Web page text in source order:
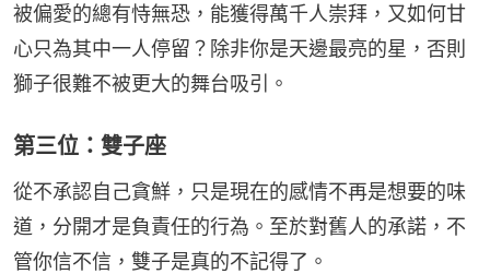
被偏愛的總有恃無恐，能獲得萬千人崇拜，又如何甘
心只為其中一人停留？除非你是天邊最亮的星，否則
獅子很難不被更大的舞台吸引。
第三位：雙子座
從不承認自己貪鮮，只是現在的感情不再是想要的味
道，分開才是負責任的行為。至於對舊人的承諾，不
管你信不信，雙子是真的不記得了。